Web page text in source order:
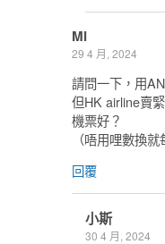
Mi
29 4 月, 2024
請問一下，用
但HK airline賣
機票好？
（唔用哩數換
回覆
小斯
30 4 月, 2024